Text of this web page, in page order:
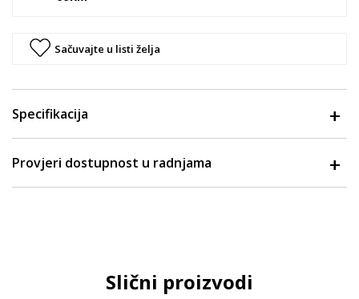
Sačuvajte u listi želja
Specifikacija
Provjeri dostupnost u radnjama
Slični proizvodi